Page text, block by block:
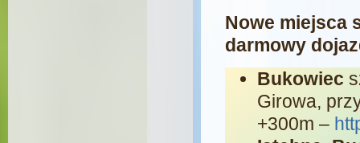
Nowe miejsca
darmowy
Bukowiec
Girowa,
+300m –